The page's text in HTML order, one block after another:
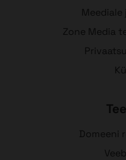
Zone Media
Domeeni